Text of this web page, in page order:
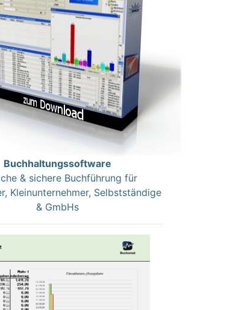
Buchhaltungssoftware
& sichere Buchführung für
Kleinunternehmer, Selbstständige
& GmbHs